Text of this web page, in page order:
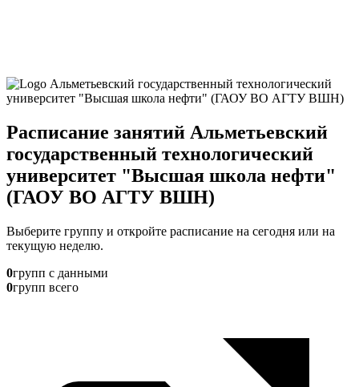
Расписание занятий Альметьевский
государственный технологический
университет "Высшая школа нефти"
(ГАОУ ВО АГТУ ВШН)
Выберите группу и откройте расписание на сегодня или на
текущую неделю.
0групп с данными
0групп всего